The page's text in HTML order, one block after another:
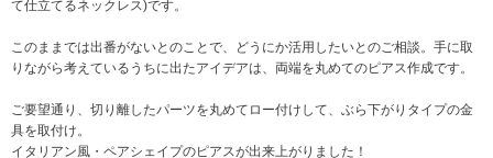
て仕立てるネックレス)です。
このままでは出番がないとのことで、どうにか活用したいとのご相談。手に取
りながら考えているうちに出たアイデアは、両端を丸めてのピアス作成です。
ご要望通り、切り離したパーツを丸めてロー付けして、ぶら下がりタイプの金
具を取付け。
イタリアン風・ペアシェイプのピアスが出来上がりました！